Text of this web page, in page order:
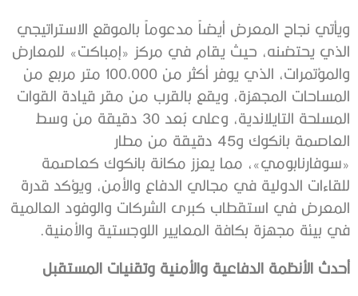
ويأتي نجاح المعرض أيضاً مدعوماً بالموقع الاستراتيجي
الذي يحتضنه، حيث يقام في مركز «إمباكت» للمعارض
والمؤتمرات، الذي يوفر أكثر من 100,000 متر مربع من
المساحات المجهزة، ويقع بالقرب من مقر قيادة القوات
المسلحة التايلاندية، وعلى بُعد 30 دقيقة من وسط
العاصمة بانكوك و45 دقيقة من مطار
«سوفارنابومي»، مما يعزز مكانة بانكوك كعاصمة
للقاءات الدولية في مجالي الدفاع والأمن، ويؤكد قدرة
المعرض في استقطاب كبرى الشركات والوفود العالمية
في بيئة مجهزة بكافة المعايير اللوجستية والأمنية.
أحدث الأنظمة الدفاعية والأمنية وتقنيات المستقبل